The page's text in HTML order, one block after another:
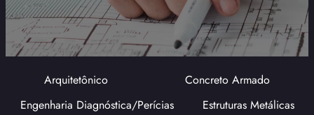
Arquitetônico
Concreto Armado
Engenharia Diagnóstica/Perícias
Estruturas Metálicas